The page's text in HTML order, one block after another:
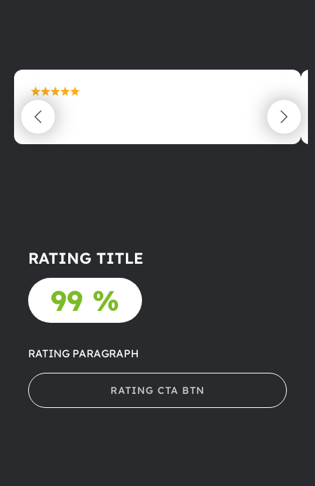
maximální spokojenost
22.06.2025
RATING TITLE
99 %
RATING PARAGRAPH
RATING CTA BTN